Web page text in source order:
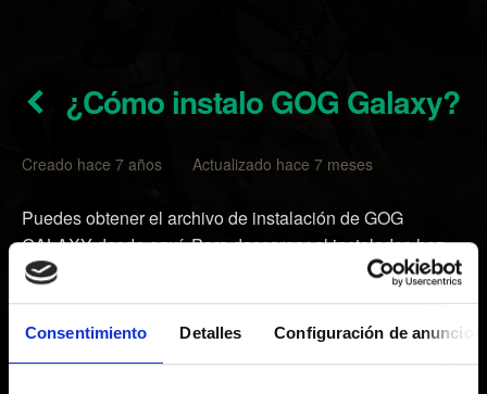
Consentimiento Detalles Configuración de anuncios
¿Cómo instalo GOG Galaxy?
Creado hace 7 años Actualizado hace 7 meses
Puedes obtener el archivo de instalación de GOG
GALAXY desdeaquí. Para descargar el instalador, haz
clic en el botón morado
DOWNLOAD GOG GALAXY 2.0.
Una vez haya finalizado la descarga, ejecuta el programa
de instalación y sigue las instrucciones que aparecen en